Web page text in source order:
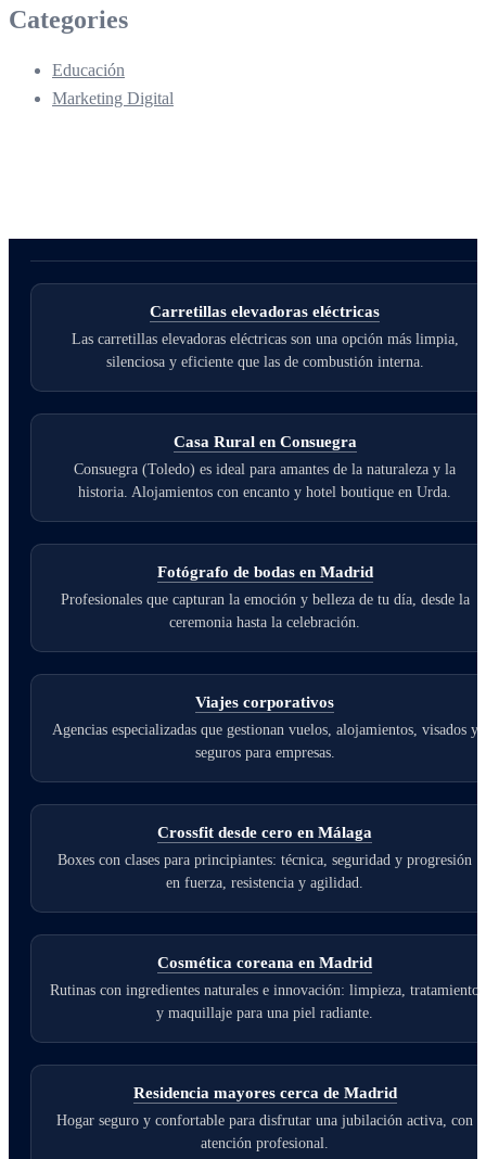
Categories
Educación
Marketing Digital
Carretillas elevadoras eléctricas
Las carretillas elevadoras eléctricas son una opción más limpia,
silenciosa y eficiente que las de combustión interna.
Casa Rural en Consuegra
Consuegra (Toledo) es ideal para amantes de la naturaleza y la
historia. Alojamientos con encanto y hotel boutique en Urda.
Fotógrafo de bodas en Madrid
Profesionales que capturan la emoción y belleza de tu día, desde la
ceremonia hasta la celebración.
Viajes corporativos
Agencias especializadas que gestionan vuelos, alojamientos, visados y
seguros para empresas.
Crossfit desde cero en Málaga
Boxes con clases para principiantes: técnica, seguridad y progresión
en fuerza, resistencia y agilidad.
Cosmética coreana en Madrid
Rutinas con ingredientes naturales e innovación: limpieza, tratamiento
y maquillaje para una piel radiante.
Residencia mayores cerca de Madrid
Hogar seguro y confortable para disfrutar una jubilación activa, con
atención profesional.